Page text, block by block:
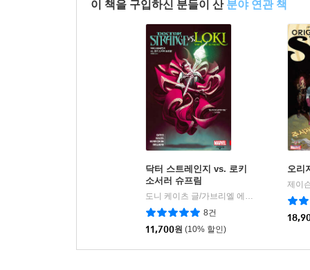
이 책을 구입하신 분들이 산 분야 연관 책
닥터 스트레인지 vs. 로키
소서러 슈프림
도니 케이츠 글/가브리엘 에르난데스 왈타 그림/전형집 역
8건
11,700원 (10% 할인)
오리